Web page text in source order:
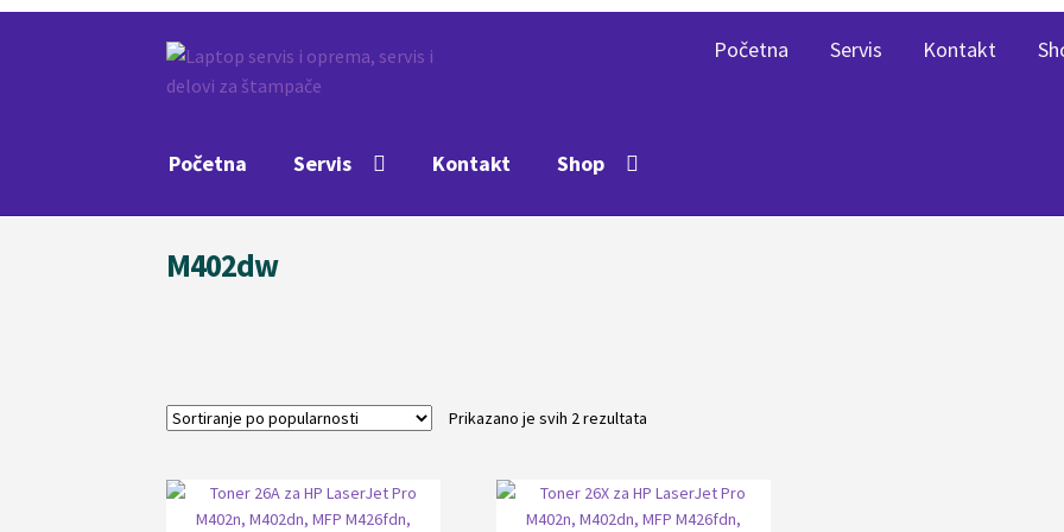
na
navigaciju
na
sadržaj
Početna Servis Kontakt
Početna Servis Kontakt Shop
M402dw
Prikazano je svih 2 rezultata